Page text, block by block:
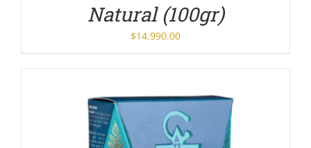
Natural (100gr)
$14,990.00